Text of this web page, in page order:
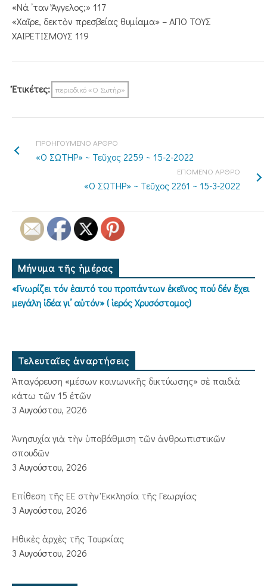
«Νά ᾿ταν Ἄγγελος;» 117
«Χαῖρε, δεκτὸν πρεσβείας θυμίαμα» – ΑΠΟ ΤΟΥΣ
ΧΑΙΡΕΤΙΣΜΟΥΣ 119
Ἐτικέτες: περιοδικό «Ο Σωτήρ»
ΠΡΟΗΓΟΥΜΕΝΟ ΑΡΘΡΟ
«Ο ΣΩΤΗΡ» ~ Τεῦχος 2259 ~ 15-2-2022
ΕΠΟΜΕΝΟ ΑΡΘΡΟ
«Ο ΣΩΤΗΡ» ~ Τεῦχος 2261 ~ 15-3-2022
Μήνυμα τῆς ἡμέρας
«Γνωρίζει τόν ἑαυτό του προπάντων ἐκεῖνος πού δέν ἔχει
μεγάλη ἰδέα γι’ αὐτόν» ( ἱερός Χρυσόστομος)
Τελευταῖες ἀναρτήσεις
Ἀπαγόρευση «μέσων κοινωνικῆς δικτύωσης» σὲ παιδιὰ
κάτω τῶν 15 ἐτῶν
3 Αυγούστου, 2026
Ἀνησυχία γιὰ τὴν ὑποβάθμιση τῶν ἀνθρωπιστικῶν
σπουδῶν
3 Αυγούστου, 2026
Ἐπίθεση τῆς ΕΕ στὴν Ἐκκλησία τῆς Γεωργίας
3 Αυγούστου, 2026
Ἠθικὲς ἀρχὲς τῆς Τουρκίας
3 Αυγούστου, 2026